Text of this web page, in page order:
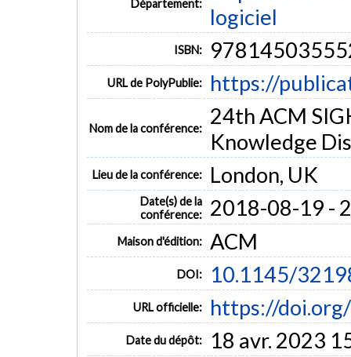
Département:
logiciel
ISBN:
URL de PolyPublie: https://
Nom de la conférence:
24th ACM
Knowledge
Lieu de la conférence: London, UK
Date(s) de la
conférence:
2018-08-19 -
Maison d'édition: ACM
DOI: 10.1145/
URL officielle: https://
Date du dépôt: 18 avr. 2023